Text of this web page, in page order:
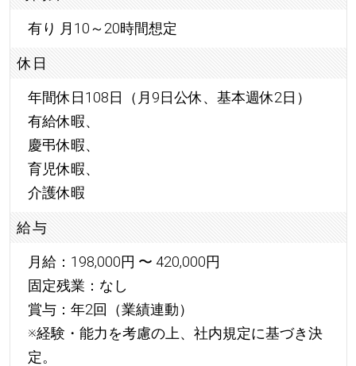
有り 月10～20時間想定
休日
年間休日108日（月9日公休、基本週休2日）
有給休暇、
慶弔休暇、
育児休暇、
介護休暇
給与
月給：198,000円 〜 420,000円
固定残業：なし
賞与：年2回（業績連動）
※経験・能力を考慮の上、社内規定に基づき決
定。